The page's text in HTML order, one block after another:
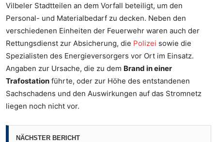
Vilbeler Stadtteilen an dem Vorfall beteiligt, um den
Personal- und Materialbedarf zu decken. Neben den
verschiedenen Einheiten der Feuerwehr waren auch der
Rettungsdienst zur Absicherung, die Polizei sowie die
Spezialisten des Energieversorgers vor Ort im Einsatz.
Angaben zur Ursache, die zu dem Brand in einer
Trafostation führte, oder zur Höhe des entstandenen
Sachschadens und den Auswirkungen auf das Stromnetz
liegen noch nicht vor.
NÄCHSTER BERICHT